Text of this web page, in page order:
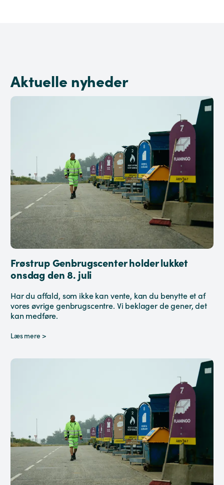
Aktuelle nyheder
Frøstrup Genbrugscenter holder lukket
onsdag den 8. juli
Har du affald, som ikke kan vente, kan du benytte et af
vores øvrige genbrugscentre. Vi beklager de gener, det
kan medføre.
Læs mere >